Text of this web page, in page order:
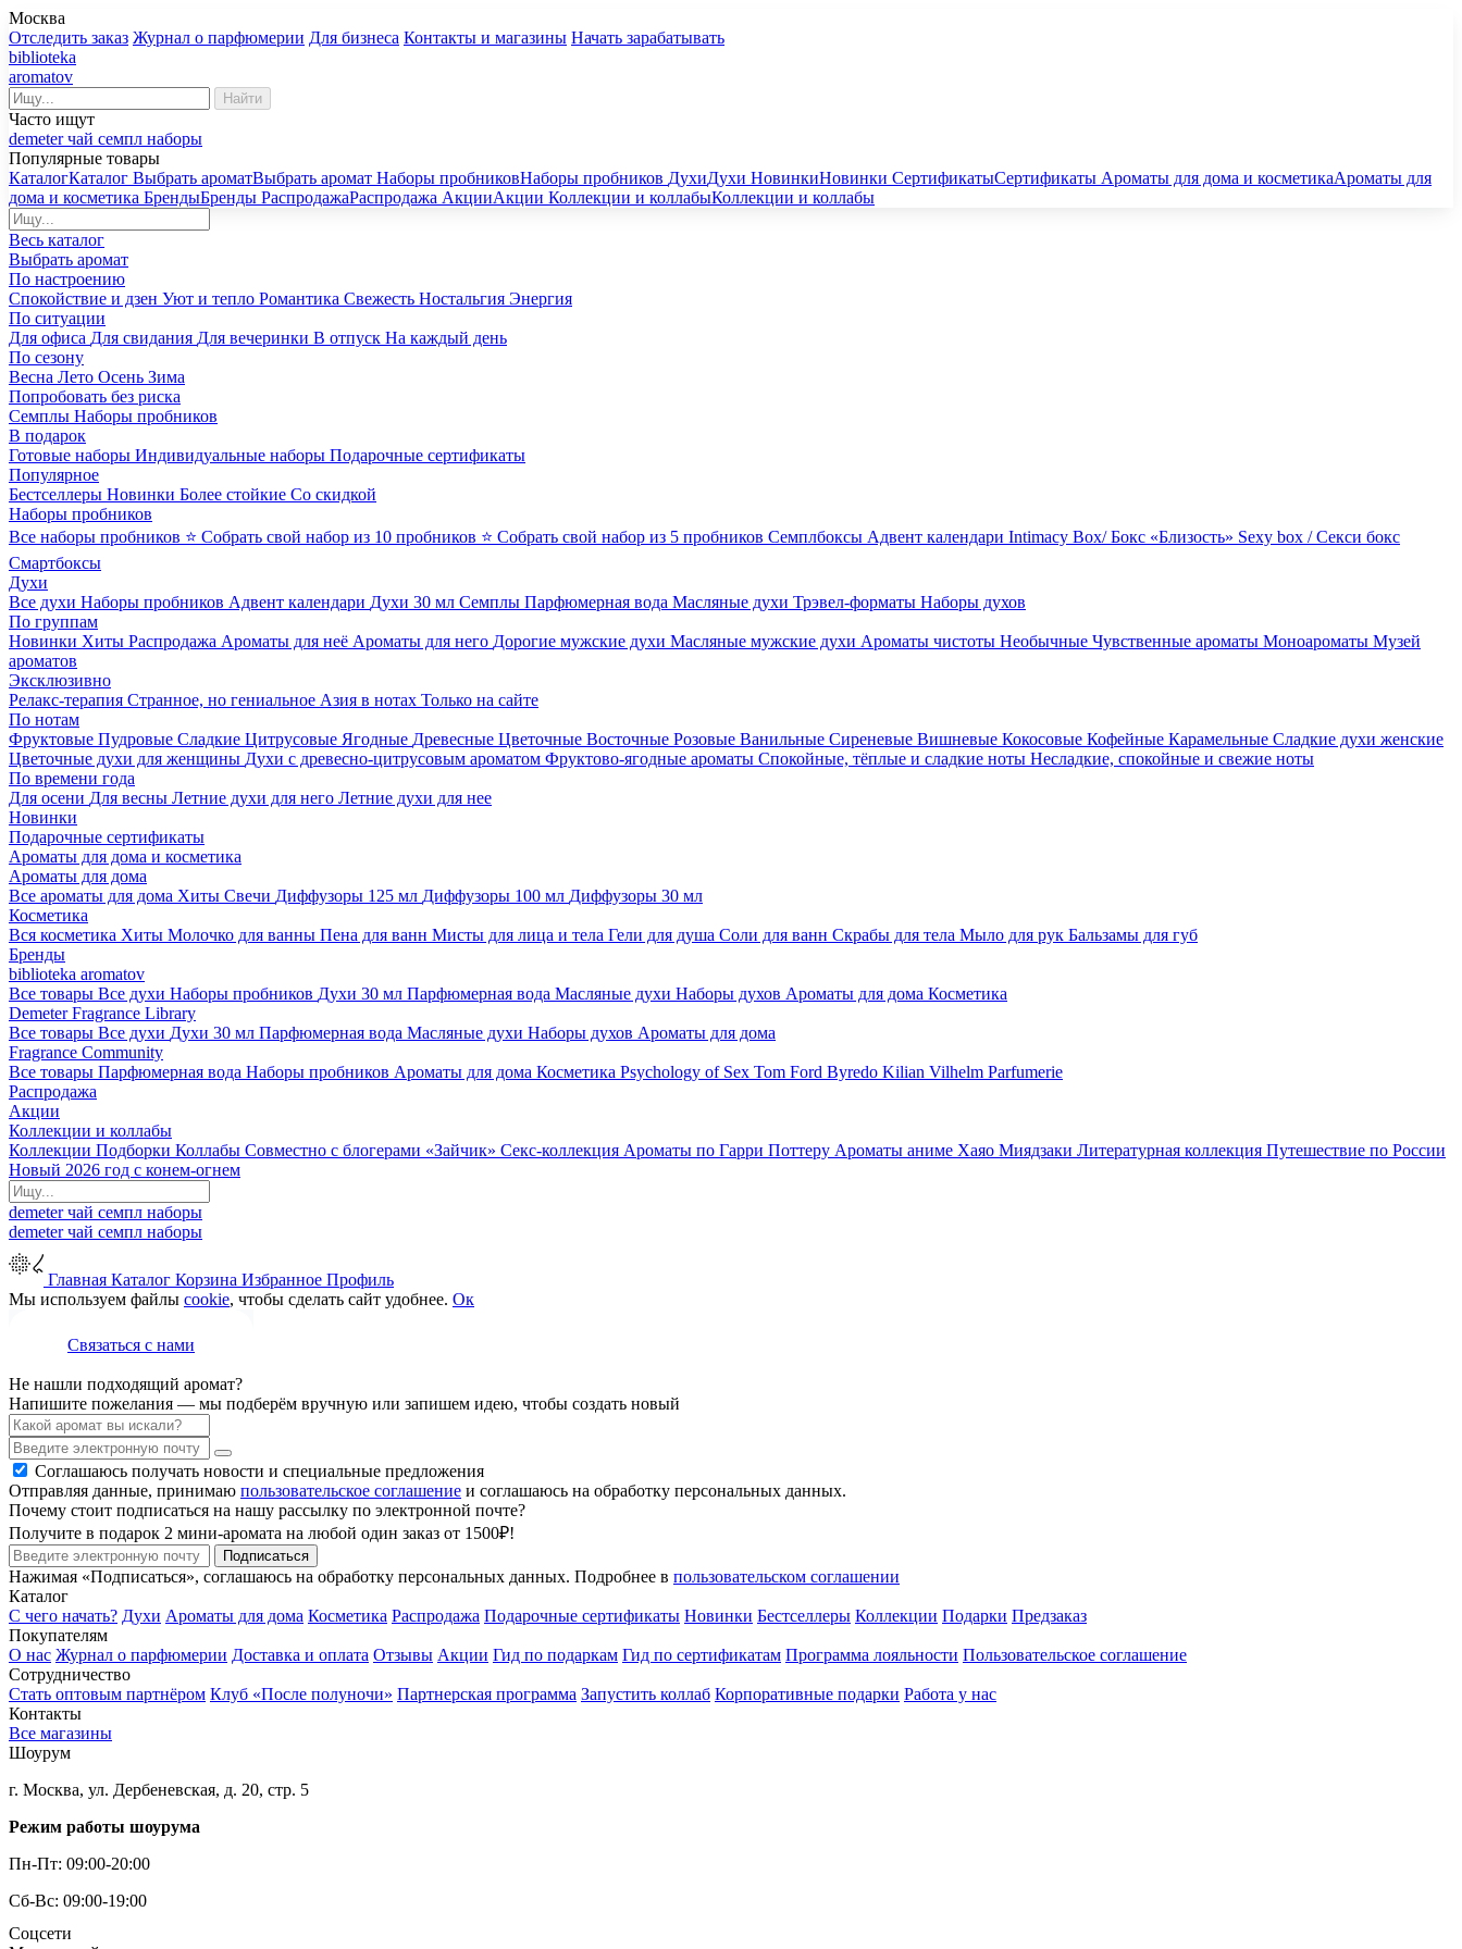
Москва
Отследить заказ Журнал о парфюмерии Для бизнеса Контакты и магазины Начать зарабатывать
biblioteka
aromatov
Найти
Часто ищут
demeterчай семпл наборы
Популярные товары
КаталогКаталог Выбрать ароматВыбрать аромат Наборы пробниковНаборы пробников ДухиДухи НовинкиНовинки СертификатыСертификаты Ароматы для дома и косметикаАроматы для
дома и косметика БрендыБренды РаспродажаРаспродажа АкцииАкции Коллекции и коллабыКоллекции и коллабы
Весь каталог
Выбрать аромат
По настроению
Спокойствие и дзен Уют и тепло Романтика Свежесть Ностальгия Энергия
По ситуации
Для офиса Для свидания Для вечеринки В отпуск На каждый день
По сезону
Весна Лето Осень Зима
Попробовать без риска
Семплы Наборы пробников
В подарок
Готовые наборы Индивидуальные наборы Подарочные сертификаты
Популярное
Бестселлеры Новинки Более стойкие Со скидкой
Наборы пробников
Все наборы пробников ⭐ Собрать свой набор из 10 пробников ⭐ Собрать свой набор из 5 пробников Семплбоксы Адвент календари Intimacy Box/ Бокс «Близость» Sexy box / Секси бокс
Смартбоксы
Духи
Все духи Наборы пробников Адвент календари Духи 30 мл Семплы Парфюмерная вода Масляные духи Трэвел-форматы Наборы духов
По группам
Новинки Хиты Распродажа Ароматы для неё Ароматы для него Дорогие мужские духи Масляные мужские духи Ароматы чистоты Необычные Чувственные ароматы Моноароматы Музей
ароматов
Эксклюзивно
Релакс-терапия Странное, но гениальное Азия в нотах Только на сайте
По нотам
Фруктовые Пудровые Сладкие Цитрусовые Ягодные Древесные Цветочные Восточные Розовые Ванильные Сиреневые Вишневые Кокосовые Кофейные Карамельные Сладкие духи женские
Цветочные духи для женщины Духи с древесно-цитрусовым ароматом Фруктово-ягодные ароматы Спокойные, тёплые и сладкие ноты Несладкие, спокойные и свежие ноты
По времени года
Для осени Для весны Летние духи для него Летние духи для нее
Новинки
Подарочные сертификаты
Ароматы для дома и косметика
Ароматы для дома
Все ароматы для дома Хиты Свечи Диффузоры 125 мл Диффузоры 100 мл Диффузоры 30 мл
Косметика
Вся косметика Хиты Молочко для ванны Пена для ванн Мисты для лица и тела Гели для душа Соли для ванн Скрабы для тела Мыло для рук Бальзамы для губ
Бренды
biblioteka aromatov
Все товары Все духи Наборы пробников Духи 30 мл Парфюмерная вода Масляные духи Наборы духов Ароматы для дома Косметика
Demeter Fragrance Library
Все товары Все духи Духи 30 мл Парфюмерная вода Масляные духи Наборы духов Ароматы для дома
Fragrance Community
Все товары Парфюмерная вода Наборы пробников Ароматы для дома Косметика Psychology of Sex Tom Ford Byredo Kilian Vilhelm Parfumerie
Распродажа
Акции
Коллекции и коллабы
Коллекции Подборки Коллабы Совместно с блогерами «Зайчик» Секс-коллекция Ароматы по Гарри Поттеру Ароматы аниме Хаяо Миядзаки Литературная коллекция Путешествие по России
Новый 2026 год с конем-огнем
demeterчай семпл наборы
demeterчай семпл наборы
Главная Каталог Корзина Избранное Профиль
Мы используем файлы cookie, чтобы сделать сайт удобнее. Ок
Связаться с нами
Не нашли подходящий аромат?
Напишите пожелания — мы подберём вручную или запишем идею, чтобы создать новый
Соглашаюсь получать новости и специальные предложения
Отправляя данные, принимаю пользовательское соглашение и соглашаюсь на обработку персональных данных.
Почему стоит подписаться на нашу рассылку по электронной почте?
Получите в подарок 2 мини-аромата на любой один заказ от 1500₽!
Подписаться
Нажимая «Подписаться», соглашаюсь на обработку персональных данных. Подробнее в пользовательском соглашении
Каталог
С чего начать? Духи Ароматы для дома Косметика Распродажа Подарочные сертификаты Новинки Бестселлеры Коллекции Подарки Предзаказ
Покупателям
О нас Журнал о парфюмерии Доставка и оплата Отзывы Акции Гид по подаркам Гид по сертификатам Программа лояльности Пользовательское соглашение
Сотрудничество
Стать оптовым партнёром Клуб «После полуночи» Партнерская программа Запустить коллаб Корпоративные подарки Работа у нас
Контакты
Все магазины
Шоурум
г. Москва, ул. Дербеневская, д. 20, стр. 5
Режим работы шоурума
Пн-Пт: 09:00-20:00
Сб-Вс: 09:00-19:00
Соцсети